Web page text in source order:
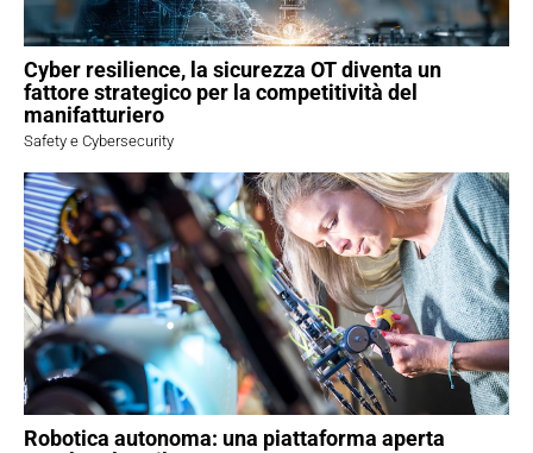
Cyber resilience, la sicurezza OT diventa un
fattore strategico per la competitività del
manifatturiero
Safety e Cybersecurity
Robotica autonoma: una piattaforma aperta